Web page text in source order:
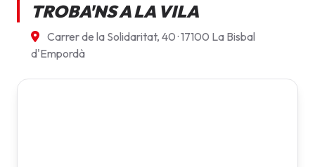
TROBA'NS A LA VILA
Carrer de la Solidaritat, 40 · 17100 La Bisbal
d'Empordà